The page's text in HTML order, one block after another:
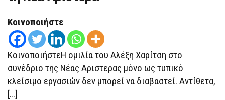
Κοινοποιήστε
ΚοινοποιήστεΗ ομιλία του Αλέξη Χαρίτση στο
συνέδριο της Νέας Αριστερας μόνο ως τυπικό
κλείσιμο εργασιών δεν μπορεί να διαβαστεί. Αντίθετα,
[…]